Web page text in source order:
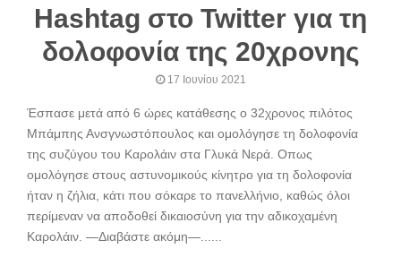
Hashtag στο Twitter για τη
δολοφονία της 20χρονης
17 Ιουνίου 2021
Έσπασε μετά από 6 ώρες κατάθεσης ο 32χρονος πιλότος
Μπάμπης Ανσγνωστόπουλος και ομολόγησε τη δολοφονία
της συζύγου του Καρολάιν στα Γλυκά Νερά. Οπως
ομολόγησε στους αστυνομικούς κίνητρο για τη δολοφονία
ήταν η ζήλια, κάτι που σόκαρε το πανελλήνιο, καθώς όλοι
περίμεναν να αποδοθεί δικαιοσύνη για την αδικοχαμένη
Καρολάιν. —Διαβάστε ακόμη—......